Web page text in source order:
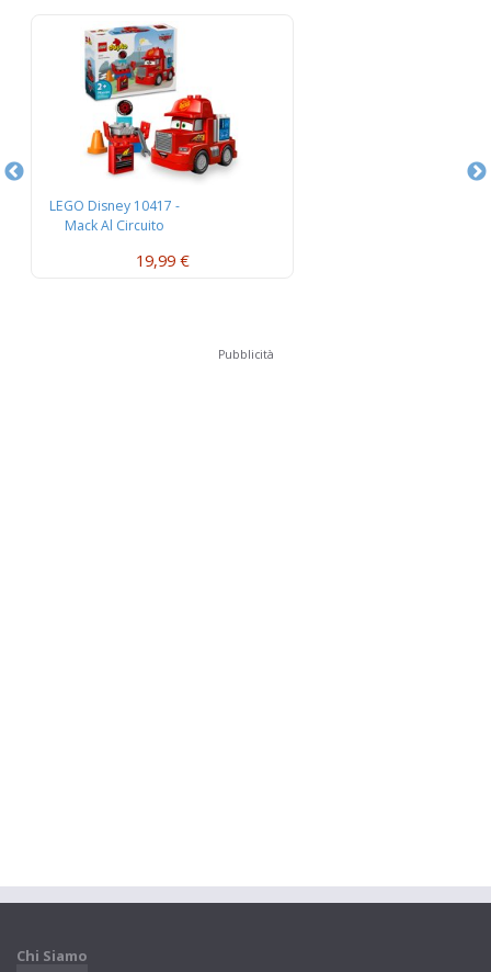
LEGO Disney 10417 -
Mack Al Circuito
19,99 €
Pubblicità
Chi Siamo